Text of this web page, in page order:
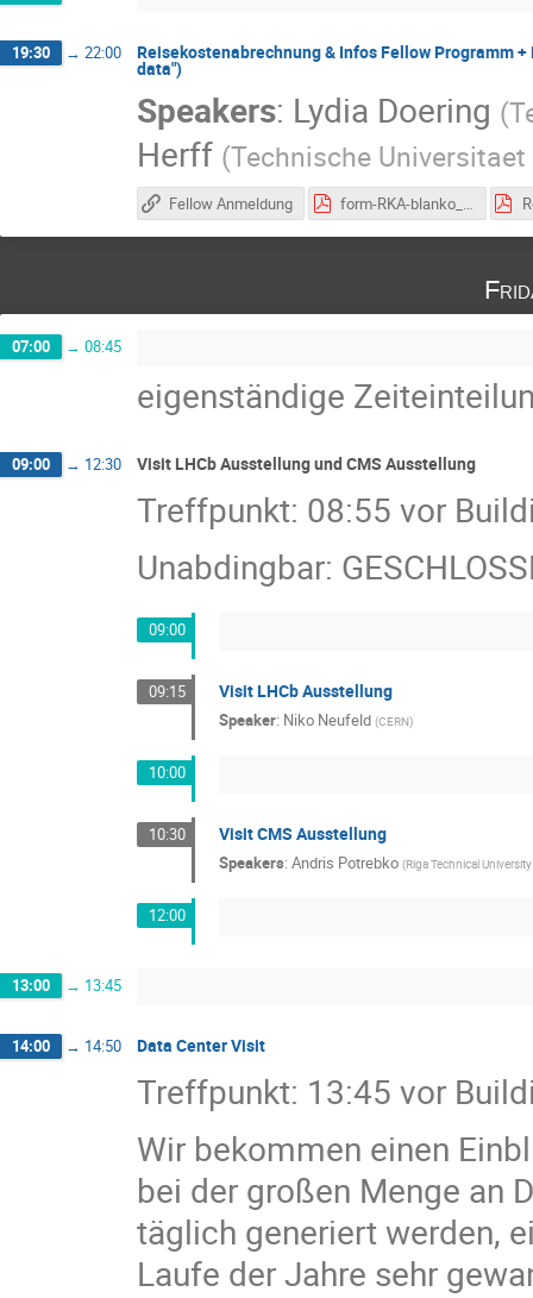
19:30 → 22:00 Reisekostenabrechnung & Infos Fellow Programm
data")
Speakers: Lydia Doering (
Herff (Technische Universitaet
Fellow Anmeldung form-RKA-blanko_2022_11.pdf
07:00 → 08:45
eigenständige
09:00 → 12:30 Visit LHCb Ausstellung und CMS Ausstellung
Treffpunkt: 08:55 vor
Unabdingbar:
09:00
09:15 Visit LHCb Ausstellung
Speaker: Niko Neufeld (CERN)
10:00
10:30 Visit CMS Ausstellung
Speakers: Andris Potrebko (Riga Technical University
12:00
13:00 → 13:45
14:00 → 14:50 Data Center Visit
Treffpunkt: 13:45 vor
Wir bekommen einen
bei der großen Menge an
täglich generiert werden,
Laufe der Jahre sehr